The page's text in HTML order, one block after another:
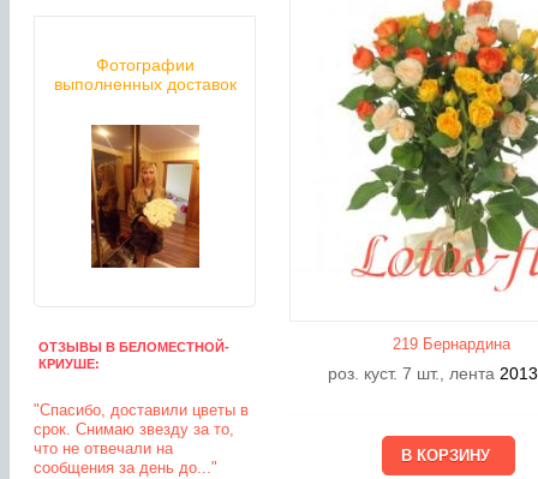
Фотографии
выполненных доставок
ОТЗЫВЫ В БЕЛОМЕСТНОЙ-
КРИУШЕ:
"Спасибо, доставили цветы в
срок. Снимаю звезду за то,
что не отвечали на
сообщения за день до..."
219 Бернардина
роз. куст. 7 шт., лента 2013